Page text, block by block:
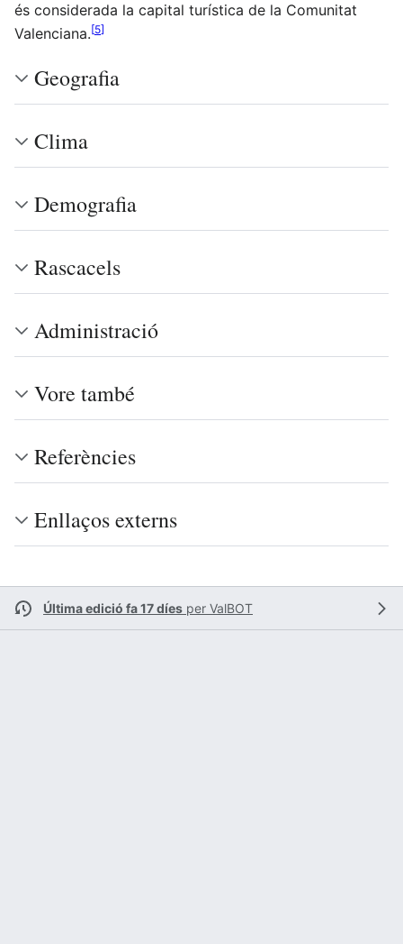
és considerada la capital turística de la Comunitat
Valenciana.[5]
Geografia
Clima
Demografia
Rascacels
Administració
Vore també
Referències
Enllaços externs
Última edició fa 17 díes per ValBOT